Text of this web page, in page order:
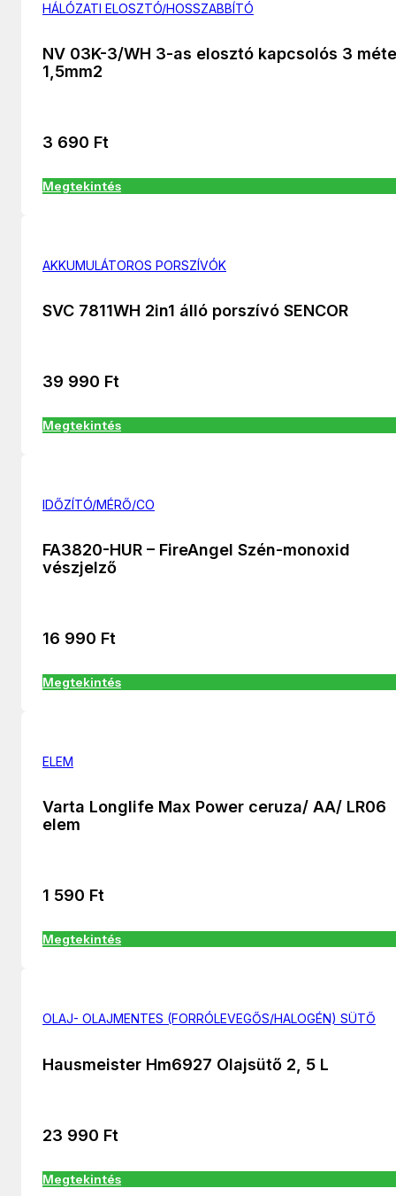
HÁLÓZATI ELOSZTÓ/HOSSZABBÍTÓ
NV 03K-3/WH 3-as elosztó kapcsolós 3
1,5mm2
3 690 Ft
Megtekintés
AKKUMULÁTOROS PORSZÍVÓK
SVC 7811WH 2in1 álló porszívó SENCOR
39 990 Ft
Megtekintés
IDŐZÍTÓ/MÉRŐ/CO
FA3820-HUR – FireAngel Szén-monoxid
vészjelző
16 990 Ft
Megtekintés
ELEM
Varta Longlife Max Power ceruza/ AA/ LR06
elem
1 590 Ft
Megtekintés
OLAJ- OLAJMENTES (FORRÓLEVEGŐS/HALOGÉN) SÜTŐ
Hausmeister Hm6927 Olajsütő 2, 5 L
23 990 Ft
Megtekintés